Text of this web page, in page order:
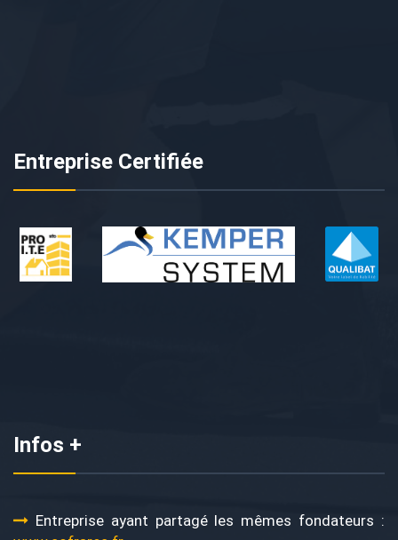
Entreprise Certifiée
Infos +
Entreprise ayant partagé les mêmes fondateurs :